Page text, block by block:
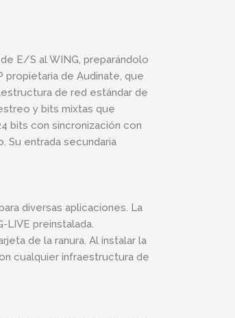
E/S al WING, preparándolo
propietaria de Audinate, que
de red estándar de
y bits mixtas que
bits con sincronización con
Su entrada secundaria
diversas aplicaciones. La
LIVE preinstalada.
de la ranura. Al instalar la
cualquier infraestructura de